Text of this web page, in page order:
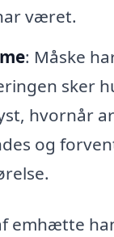
været.
: Måske
sker
hvornår
og
emhætte